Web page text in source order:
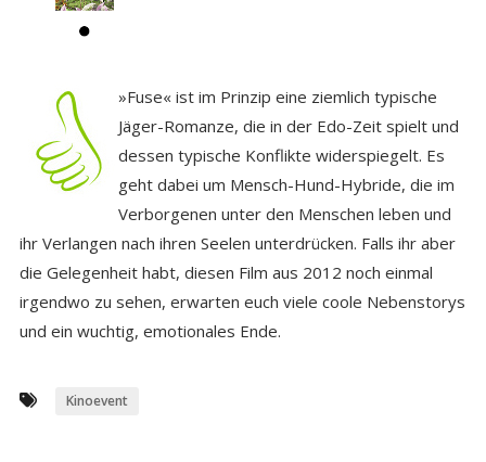
»Fuse« ist im Prinzip eine ziemlich typische
Jäger-Romanze, die in der Edo-Zeit spielt und
dessen typische Konflikte widerspiegelt. Es
geht dabei um Mensch-Hund-Hybride, die im
Verborgenen unter den Menschen leben und
ihr Verlangen nach ihren Seelen unterdrücken. Falls ihr aber
die Gelegenheit habt, diesen Film aus 2012 noch einmal
irgendwo zu sehen, erwarten euch viele coole Nebenstorys
und ein wuchtig, emotionales Ende.
Kinoevent